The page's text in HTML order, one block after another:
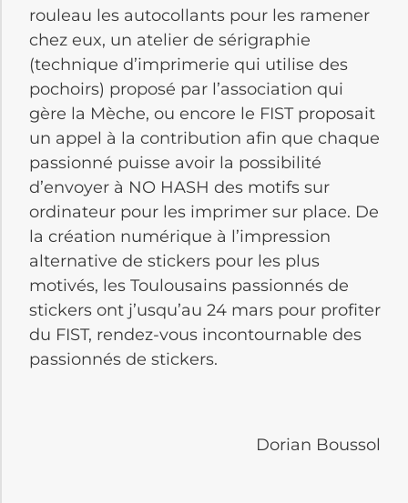
rouleau les autocollants pour les ramener
chez eux, un atelier de sérigraphie
(technique d’imprimerie qui utilise des
pochoirs) proposé par l’association qui
gère la Mèche, ou encore le FIST proposait
un appel à la contribution afin que chaque
passionné puisse avoir la possibilité
d’envoyer à NO HASH des motifs sur
ordinateur pour les imprimer sur place. De
la création numérique à l’impression
alternative de stickers pour les plus
motivés, les Toulousains passionnés de
stickers ont j’usqu’au 24 mars pour profiter
du FIST, rendez-vous incontournable des
passionnés de stickers.
Dorian Boussol